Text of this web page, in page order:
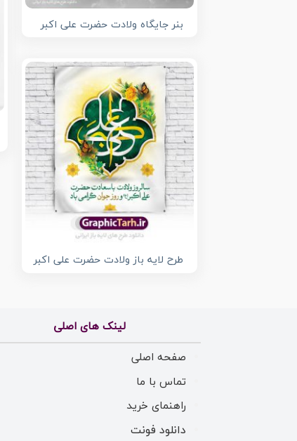
بنر جایگاه ولادت حضرت علی اکبر
طرح لایه باز ولادت حضرت علی اکبر
لینک های اصلی
صفحه اصلی
تماس با ما
راهنمای خرید
دانلود فونت